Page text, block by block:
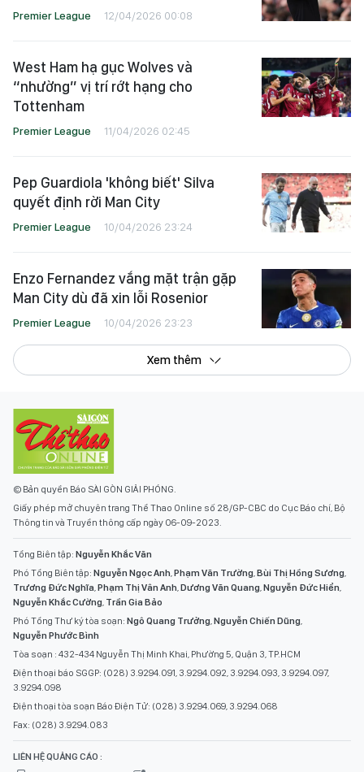
Premier League 12/04/2026 00:08
West Ham hạ gục Wolves và
“nhường” vị trí rớt hạng cho
Tottenham
Premier League 11/04/2026 02:45
Pep Guardiola 'không biết' Silva
quyết định rời Man City
Premier League 10/04/2026 23:24
Enzo Fernandez vắng mặt trận gặp
Man City dù đã xin lỗi Rosenior
Premier League 10/04/2026 23:23
Xem thêm
© Bản quyền Báo SÀI GÒN GIẢI PHÓNG.
Giấy phép mở chuyên trang Thể Thao Online số 28/GP-CBC do Cục Báo chí, Bộ
Thông tin và Truyền thông cấp ngày 06-09-2023.
Tổng Biên tập: Nguyễn Khắc Văn
Phó Tổng Biên tập: Nguyễn Ngọc Anh Phạm Văn Trường Bùi Thị Hồng Sương
Trương Đức Nghĩa Phạm Thị Vân Anh Dương Văn Quang Nguyễn Đức Hiển
Nguyễn Khắc Cường Trần Gia Bảo
Phó Tổng Thư ký tòa soạn: Ngô Quang Trưởng Nguyễn Chiến Dũng
Nguyễn Phước Bình
Tòa soạn : 432-434 Nguyễn Thị Minh Khai, Phường 5, Quận 3, TP.HCM
Điện thoại báo SGGP: (028) 3.9294.091, 3.9294.092, 3.9294.093, 3.9294.097,
3.9294.098
Điện thoại tòa soạn Báo Điện Tử: (028) 3.9294.069, 3.9294.068
Fax: (028) 3.9294.083
LIÊN HỆ QUẢNG CÁO :